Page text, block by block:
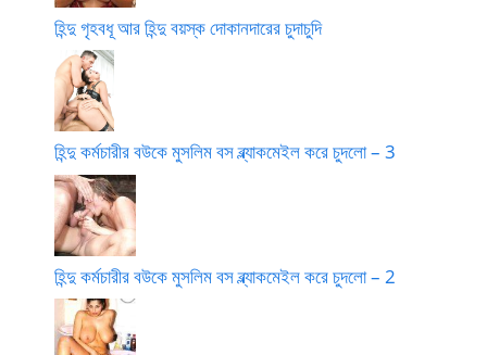
হিন্দু গৃহবধূ আর হিন্দু বয়স্ক দোকানদারের চুদাচুদি
হিন্দু কর্মচারীর বউকে মুসলিম বস ব্ল্যাকমেইল করে চুদলো – 3
হিন্দু কর্মচারীর বউকে মুসলিম বস ব্ল্যাকমেইল করে চুদলো – 2